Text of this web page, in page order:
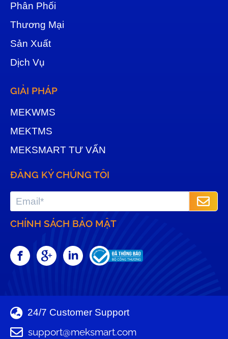
Phân Phối
Thương Mại
Sản Xuất
Dịch Vụ
GIẢI PHÁP
MEKWMS
MEKTMS
MEKSMART TƯ VẤN
ĐĂNG KÝ CHÚNG TÔI
CHÍNH SÁCH BẢO MẬT
24/7 Customer Support
support@meksmart.com